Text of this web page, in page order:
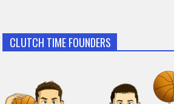
CLUTCH TIME FOUNDERS